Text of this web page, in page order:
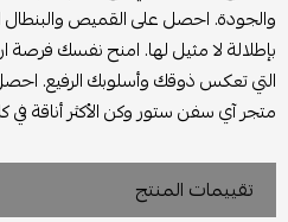
والجودة. احصل على القميص والبنطال
بإطلالة لا مثيل لها. امنح نفسك فرصة
التي تعكس ذوقك وأسلوبك الرفيع.
متجر آي سفن ستور وكن الأكثر أناقة في
تقييمات المنتج